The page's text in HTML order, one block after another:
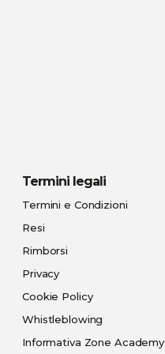
Termini legali
Termini e Condizioni
Resi
Rimborsi
Privacy
Cookie Policy
Whistleblowing
Informativa Zone Academy